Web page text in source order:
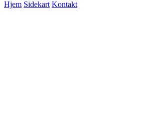
Hjem Sidekart Kontakt